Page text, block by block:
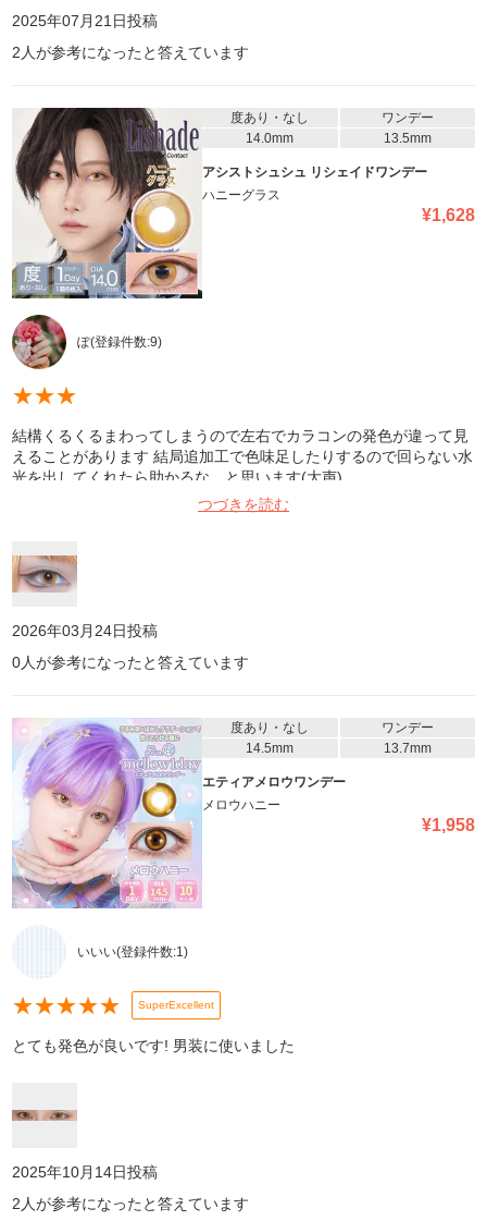
2025年07月21日投稿
2 人が参考になったと答えています
度あり・なし
ワンデー
14.0mm
13.5mm
アシストシュシュ リシェイドワンデー
ハニーグラス
¥1,628
ぽ(登録件数:9)
★★★
結構くるくるまわってしまうので左右でカラコンの発色が違って見
えることがあります 結局追加工で色味足したりするので回らない水
光を出してくれたら助かるな…と思います(大声)
つづきを読む
2026年03月24日投稿
0人が参考になったと答えています
度あり・なし
ワンデー
14.5mm
13.7mm
エティアメロウワンデー
メロウハニー
¥1,958
いいい(登録件数:1)
★★★★★ SuperExcellent
とても発色が良いです! 男装に使いました
2025年10月14日投稿
2 人が参考になったと答えています